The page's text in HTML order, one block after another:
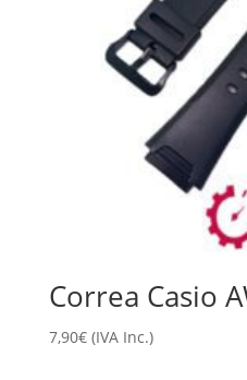
Correa Casio
7,90€ (IVA Inc.)